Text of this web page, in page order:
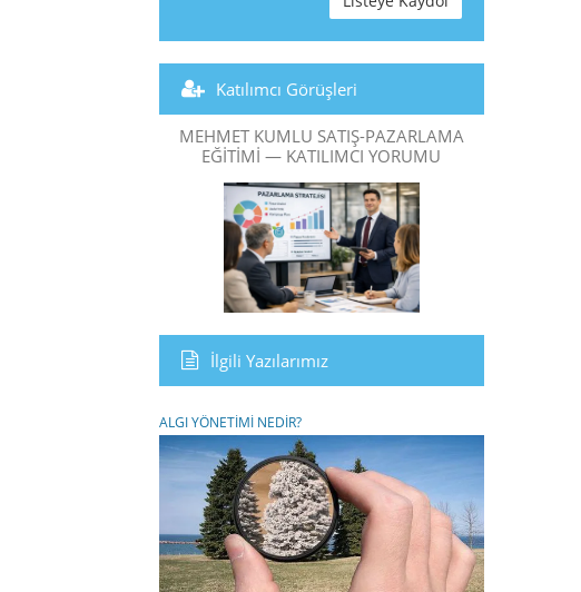
Katılımcı Görüşleri
MEHMET KUMLU SATIŞ-PAZARLAMA
EĞITIMI — KATILIMCI YORUMU
İlgili Yazılarımız
ALGI YÖNETİMİ NEDİR?